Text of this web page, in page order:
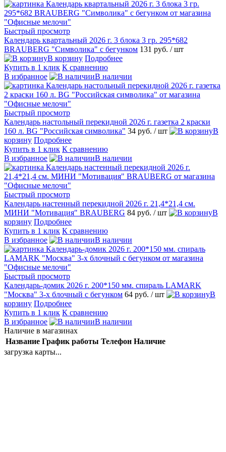
Быстрый просмотр
Календарь квартальный 2026 г. 3 блока 3 гр. 295*682
BRAUBERG "Символика" с бегунком 131 руб. / шт
В корзину Подробнее
Купить в 1 клик К сравнению
В избранное
В наличии
Быстрый просмотр
Календарь настольный перекидной 2026 г. газетка 2 краски
160 л. BG "Российская символика" 34 руб. / шт
В
корзину Подробнее
Купить в 1 клик К сравнению
В избранное
В наличии
Быстрый просмотр
Календарь настенный перекидной 2026 г. 21,4*21,4 см.
МИНИ "Мотивация" BRAUBERG 84 руб. / шт
В
корзину Подробнее
Купить в 1 клик К сравнению
В избранное
В наличии
Быстрый просмотр
Календарь-домик 2026 г. 200*150 мм. спираль LAMARK
"Москва" 3-х блочный с бегунком 64 руб. / шт
В
корзину Подробнее
Купить в 1 клик К сравнению
В избранное
В наличии
Наличие в магазинах
Название График работы Телефон Наличие
загрузка карты...